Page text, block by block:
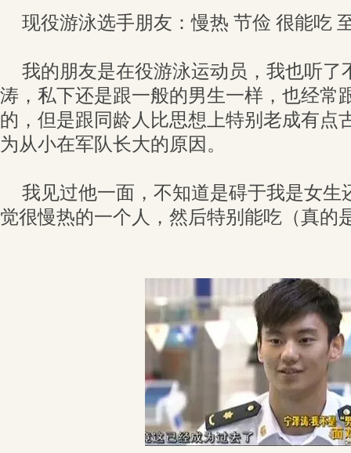
现役游泳选手朋友：慢热 节俭 很能吃
我的朋友是在役游泳运动员，我也听了
涛，私下还是跟一般的男生一样，也经常
的，但是跟同龄人比思想上特别老成有点
为从小在军队长大的原因。
我见过他一面，不知道是碍于我是女生
觉很慢热的一个人，然后特别能吃（真的